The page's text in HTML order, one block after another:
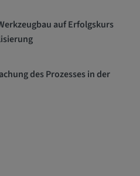
auf Erfolgskurs
des Prozesses in der
genutzt, um das